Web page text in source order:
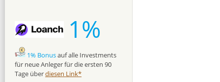
1%
1% Bonusauf alle Investments
für neue Anleger für die ersten 90
Tage überdiesen Link*